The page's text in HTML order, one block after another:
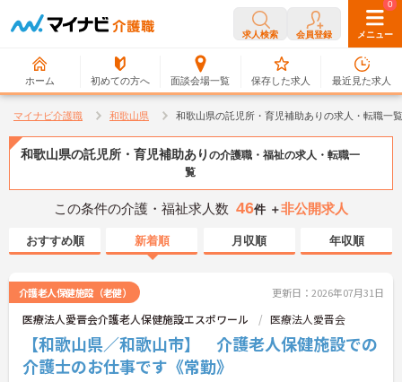
求人検索 会員登録 メニュー
ホーム 初めての方へ 面談会場一覧
0
保存した求人
0
最近見た求人
マイナビ介護職 和歌山県 和歌山県の託児所・育児補助ありの求人・転職一覧
和歌山県の託児所・育児補助あり の介護職・福祉の求人・転職一
覧
この条件の介護・福祉求人数 46件 ＋非公開求人
おすすめ順 新着順 月収順 年収順
介護老人保健施設（老健） 更新日：2026年07月31日
医療法人愛晋会介護老人保健施設エスポワール 医療法人愛晋会
【和歌山県／和歌山市】 介護老人保健施設での
介護士のお仕事です《常勤》